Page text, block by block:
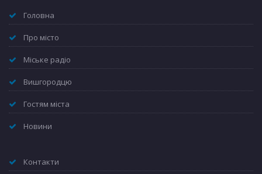
Головна
Про місто
Міське радіо
Вишгородцю
Гостям міста
Новини
Контакти